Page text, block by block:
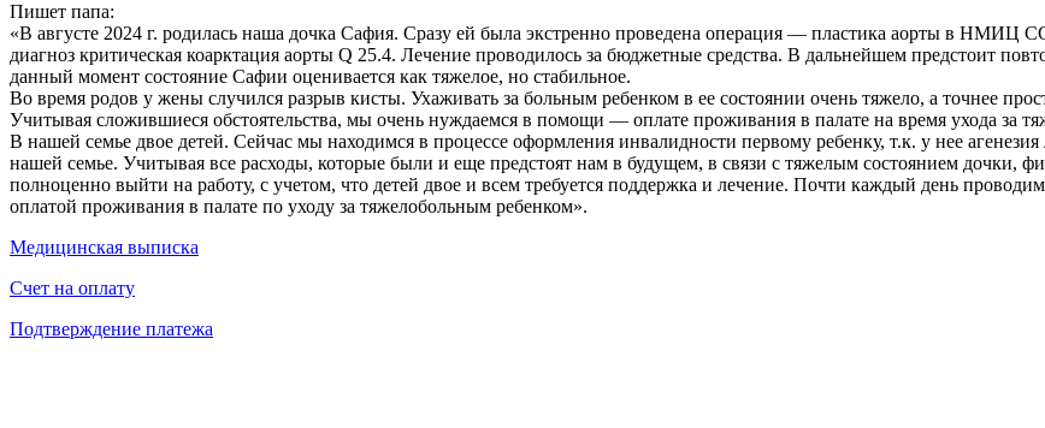
Пишет папа:
«В августе 2024 г. родилась наша дочка Сафия. Сразу ей была экстренно проведена операция — пластика аорты в
диагноз критическая коарктация аорты Q 25.4. Лечение проводилось за бюджетные средства. В дальнейшем предстоит
данный момент состояние Сафии оценивается как тяжелое, но стабильное.
Во время родов у жены случился разрыв кисты. Ухаживать за больным ребенком в ее состоянии очень тяжело, а точнее
Учитывая сложившиеся обстоятельства, мы очень нуждаемся в помощи — оплате проживания в палате на время ухода за
В нашей семье двое детей. Сейчас мы находимся в процессе оформления инвалидности первому ребенку, т.к. у нее
нашей семье. Учитывая все расходы, которые были и еще предстоят нам в будущем, в связи с тяжелым состоянием дочки,
полноценно выйти на работу, с учетом, что детей двое и всем требуется поддержка и лечение. Почти каждый день
оплатой проживания в палате по уходу за тяжелобольным ребенком».
Медицинская выписка
Счет на оплату
Подтверждение платежа